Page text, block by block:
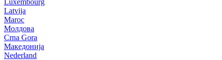
Luxembourg
Latvija
Maroc
Молдова
Crna Gora
Македонија
Nederland